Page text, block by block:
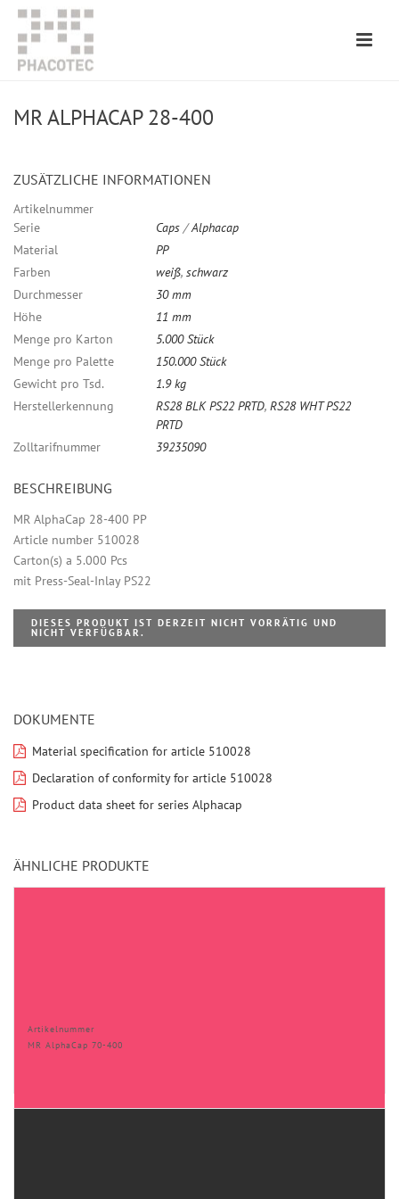
MR ALPHACAP 28-400
ZUSÄTZLICHE INFORMATIONEN
Artikelnummer
Serie
Caps /Alphacap
Material
PP
Farben
weiß, schwarz
Durchmesser
30 mm
Höhe
11 mm
Menge pro Karton
5.000 Stück
Menge pro Palette
150.000 Stück
Gewicht pro Tsd.
1.9 kg
Herstellerkennung
RS28 BLK PS22 PRTD, RS28 WHT PS22
PRTD
Zolltarifnummer
39235090
BESCHREIBUNG
MR AlphaCap 28-400 PP
Article number 510028
Carton(s) a 5.000 Pcs
mit Press-Seal-Inlay PS22
DIESES PRODUKT IST DERZEIT NICHT VORRÄTIG UND
NICHT VERFÜGBAR.
DOKUMENTE
Material specification for article 510028
Declaration of conformity for article 510028
Product data sheet for series Alphacap
ÄHNLICHE PRODUKTE
Artikelnummer
MR AlphaCap 70-400